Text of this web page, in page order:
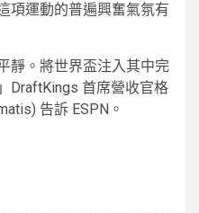
項運動的普遍興奮氣氛有
靜。將世界盃注入其中完
DraftKings 首席營收官格
告訴 ESPN。